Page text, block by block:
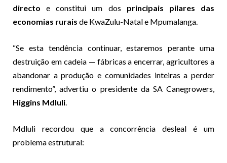
directo e constitui um dos principais pilares das
economias rurais de KwaZulu-Natal e Mpumalanga.
“Se esta tendência continuar, estaremos perante uma
destruição em cadeia — fábricas a encerrar, agricultores a
abandonar a produção e comunidades inteiras a perder
rendimento”, advertiu o presidente da SA Canegrowers,
Higgins Mdluli.
Mdluli recordou que a concorrência desleal é um
problema estrutural: